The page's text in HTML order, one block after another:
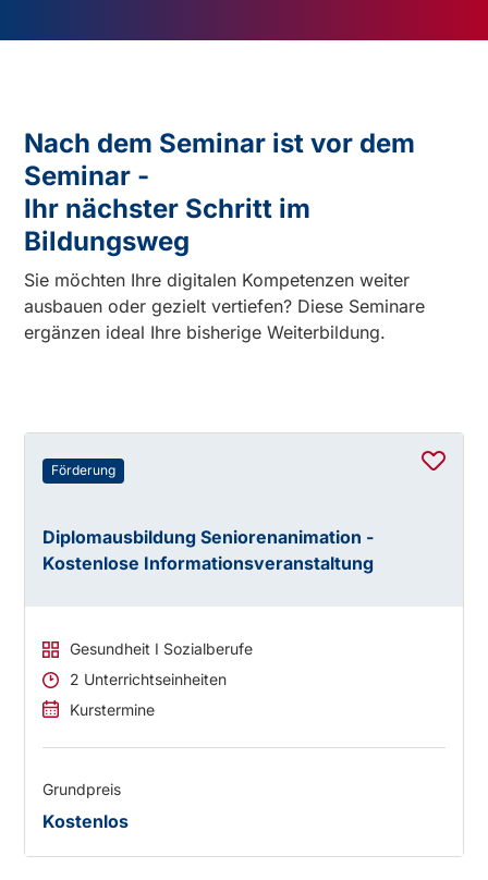
Nach dem Seminar ist vor dem
Seminar -
Ihr nächster Schritt im
Bildungsweg
Sie möchten Ihre digitalen Kompetenzen weiter
ausbauen oder gezielt vertiefen? Diese Seminare
ergänzen ideal Ihre bisherige Weiterbildung.
Förderung
Diplomausbildung Seniorenanimation -
Kostenlose Informationsveranstaltung
Gesundheit I Sozialberufe
2 Unterrichtseinheiten
Kurstermine
Grundpreis
Kostenlos